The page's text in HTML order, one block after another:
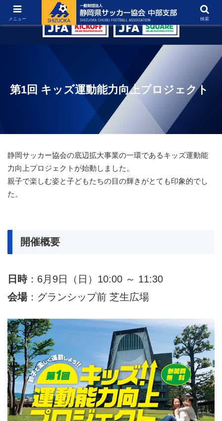
グラウンド紹介 リンク集 お問い合わせ
第1回 キッズ運動能力向上プロジェクト
静岡サッカー協会の底辺拡大事業の一環であるキッズ運動能
力向上プロジェクトが始動しました。
親子で楽しむ姿と子どもたちの目の輝きがとても印象的でし
た。
開催概要
日時：6月9日（日）10:00 ～ 11:30
会場：グランシップ前 芝生広場
メニュー 検索